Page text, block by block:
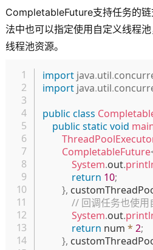
CompletableFuture支持任务的
法中也可以指定使用自定义线程
线程池资源。
import java.util.
import java.util.
public class
public static void
CompletableFuture
System.out.
return 10;
},
// 回调任务也使用
System.out.
return num * 2;
},